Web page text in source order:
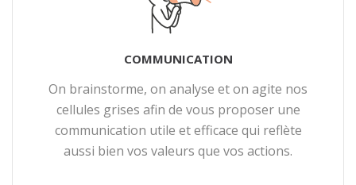
COMMUNICATION
On brainstorme, on analyse et on agite nos
cellules grises afin de vous proposer une
communication utile et efficace qui reflète
aussi bien vos valeurs que vos actions.